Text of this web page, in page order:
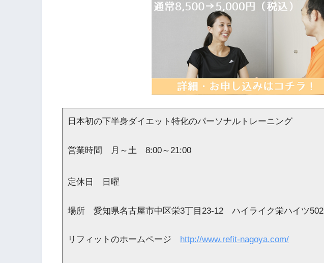
日本初の下半身ダイエット特化のパーソナルトレーニング
営業時間 月～土 8:00～21:00
定休日 日曜
場所 愛知県名古屋市中区栄3丁目23-12 ハイライク栄ハイツ502
リフィットのホームページ http://www.refit-nagoya.com/